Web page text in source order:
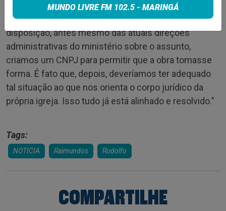
“Aconteceu o mesmo com a lojinha e cantina da
igreja local. Com o nosso consentimento e
disposição, antes mesmo das atuais direções
administrativas do ministério sobre o assunto,
criamos um CNPJ para permitir que a obra tomasse
forma. É fato que, depois, deveríamos ter adequado
tal situação ao que nos orienta o corpo jurídico da
própria igreja. Isso tudo já está alinhado e resolvido.”
Tags:
NOTICIA Raimundos Rodolfo
COMPARTILHE
MUNDO LIVRE FM 102.5 - MARINGÁ